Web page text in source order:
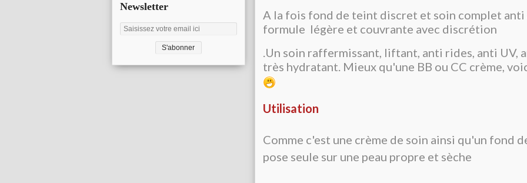
Newsletter
A la fois fond de teint discret et soin complet anti
formule légère et couvrante avec discrétion
.Un soin raffermissant, liftant, anti rides, anti UV,
très hydratant. Mieux qu'une BB ou CC crème,
Utilisation
Comme c'est une crème de soin ainsi qu'un fond
pose seule sur une peau propre et sèche